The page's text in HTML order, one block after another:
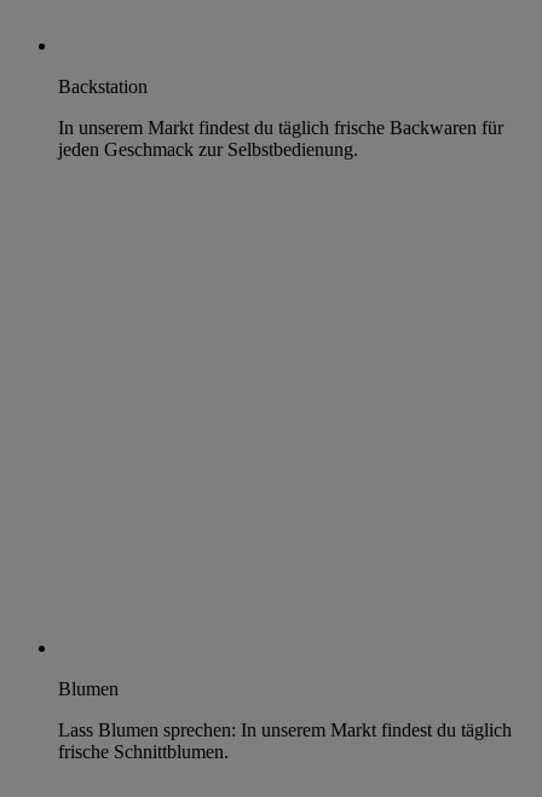
Backstation
In unserem Markt findest du täglich frische Backwaren für
jeden Geschmack zur Selbstbedienung.
Blumen
Lass Blumen sprechen: In unserem Markt findest du täglich
frische Schnittblumen.